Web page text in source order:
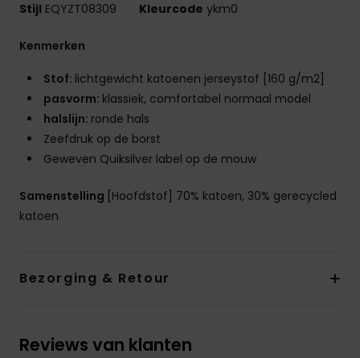
Stijl EQYZT08309 Kleurcode ykm0
Kenmerken
Stof: lichtgewicht katoenen jerseystof [160 g/m2]
pasvorm: klassiek, comfortabel normaal model
halslijn: ronde hals
Zeefdruk op de borst
Geweven Quiksilver label op de mouw
Samenstelling [Hoofdstof] 70% katoen, 30% gerecycled
katoen
Bezorging & Retour
Reviews van klanten